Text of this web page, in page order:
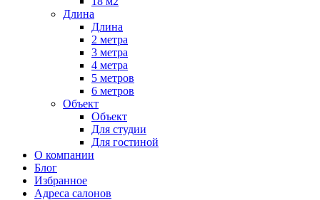
Длина
Длина
2 метра
3 метра
4 метра
5 метров
6 метров
Объект
Объект
Для студии
Для гостиной
О компании
Блог
Избранное
Адреса салонов